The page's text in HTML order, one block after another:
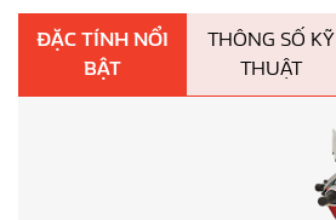
ĐẶC TÍNH NỔI
BẬT
THÔNG SỐ KỸ
THUẬT